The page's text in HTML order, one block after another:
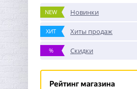
NEW Новинки
ХИТ Хиты продаж
% Скидки